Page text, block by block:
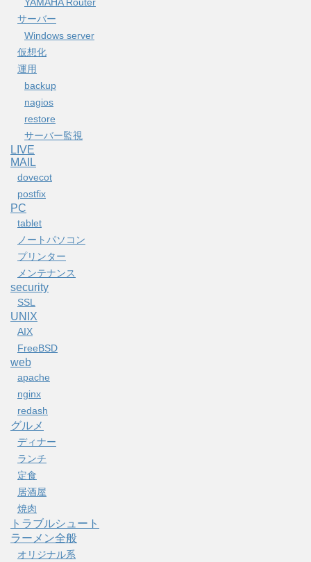
サーバー
Windows server
仮想化
運用
backup
nagios
restore
サーバー監視
LIVE
MAIL
dovecot
postfix
PC
tablet
ノートパソコン
プリンター
メンテナンス
security
SSL
UNIX
AIX
FreeBSD
web
apache
nginx
redash
グルメ
ディナー
ランチ
定食
居酒屋
焼肉
トラブルシュート
ラーメン全般
オリジナル系